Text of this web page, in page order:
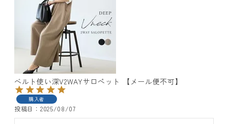
ベルト使い深V2WAYサロペット 【メール便不可】
購入者
投稿日 2025/08/07